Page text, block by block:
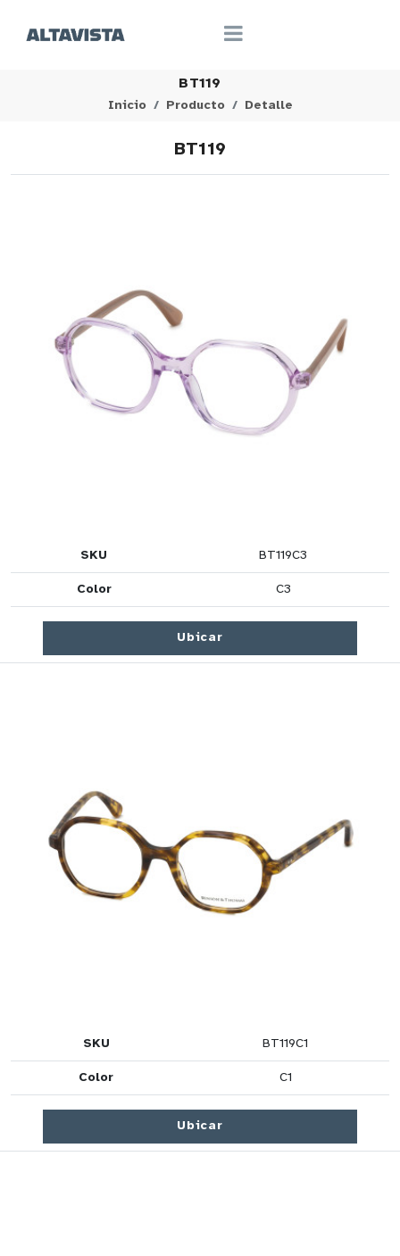
BT119
Inicio Producto Detalle
BT119
SKU BT119C3
Color C3
Ubicar
SKU BT119C1
Color C1
Ubicar